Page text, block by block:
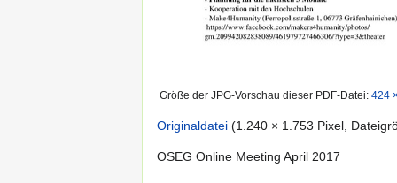
Größe der JPG-Vorschau dieser PDF-Datei: 424
Originaldatei (1.240 × 1.753 Pixel,
OSEG Online Meeting April 2017